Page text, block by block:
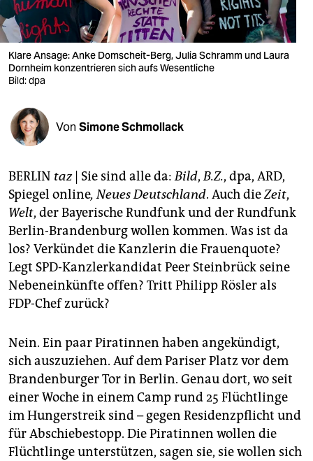
wahrheit
verlag
verlag
shop
fragen & hilfe
unterstützen
abo
genossenschaft
epaper login
Klare Ansage: Anke Domscheit-Berg, Julia Schramm und Laura
Dornheim konzentrieren sich aufs Wesentliche
Bild: dpa
Von Simone Schmollack
BERLIN taz| Sie sind alle da:Bild,B.Z., dpa, ARD,
Spiegel online, Neues Deutschland. Auch dieZeit,
Welt, der Bayerische Rundfunk und der Rundfunk
Berlin-Brandenburg wollen kommen. Was ist da
los? Verkündet die Kanzlerin die Frauenquote?
Legt SPD-Kanzlerkandidat Peer Steinbrück seine
Nebeneinkünfte offen? Tritt Philipp Rösler als
FDP-Chef zurück?
Nein. Ein paar Piratinnen haben angekündigt,
sich auszuziehen. Auf dem Pariser Platz vor dem
Brandenburger Tor in Berlin. Genau dort, wo seit
einer Woche in einem Camp rund 25 Flüchtlinge
im Hungerstreik sind – gegen Residenzpflicht und
für Abschiebestopp. Die Piratinnen wollen die
Flüchtlinge unterstützen, sagen sie, sie wollen sich